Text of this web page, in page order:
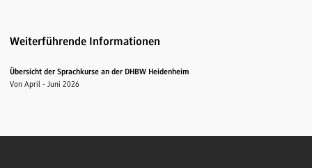
Weiterführende Informationen
Übersicht der Sprachkurse an der DHBW Heidenheim
Von April - Juni 2026